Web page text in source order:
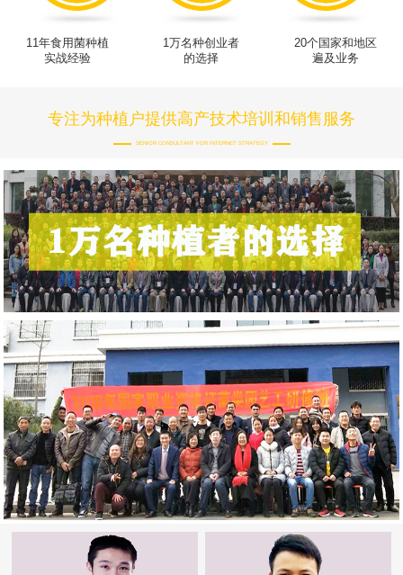
11年食用菌种植
实战经验
1万名种创业者
的选择
20个国家和地区
遍及业务
专注为种植户提供高产技术培训和销售服务
SENIOR CONSULTANT FOR INTERNET STRATEGY